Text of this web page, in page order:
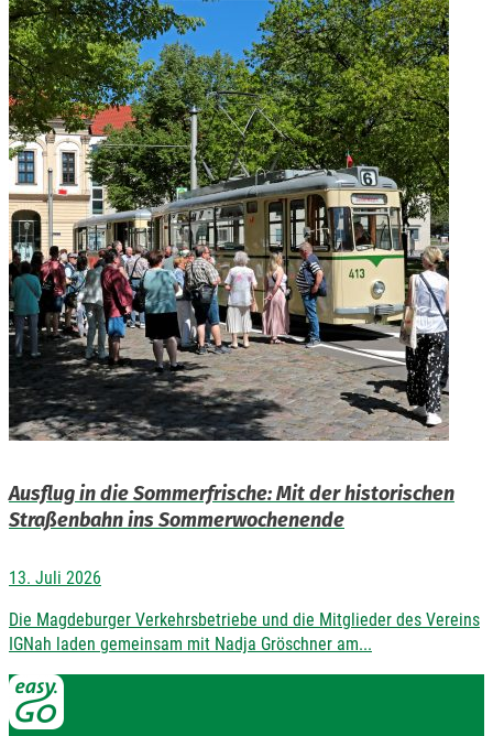
Ausflug in die Sommerfrische: Mit der historischen
Straßenbahn ins Sommerwochenende
13. Juli 2026
Die Magdeburger Verkehrsbetriebe und die Mitglieder des Vereins
IGNah laden gemeinsam mit Nadja Gröschner am...